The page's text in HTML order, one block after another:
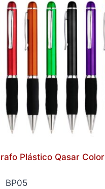
Plástico Qasar Color
BP05